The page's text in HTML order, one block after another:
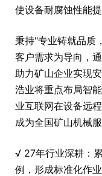
使设备耐腐蚀性能提
秉持"专业铸就品质
客户需求为导向，
助力矿山企业实现
浩业将重点布局智
业互联网在设备远
成为全国矿山机械
√ 27年行业深耕：
例，形成标准化作